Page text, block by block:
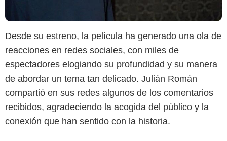
Desde su estreno, la película ha generado una ola de
reacciones en redes sociales, con miles de
espectadores elogiando su profundidad y su manera
de abordar un tema tan delicado. Julián Román
compartió en sus redes algunos de los comentarios
recibidos, agradeciendo la acogida del público y la
conexión que han sentido con la historia.